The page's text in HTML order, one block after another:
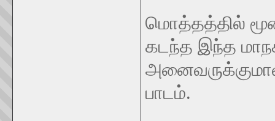
மொத்தத்தில்
கடந்த இந்த
பாடம்.